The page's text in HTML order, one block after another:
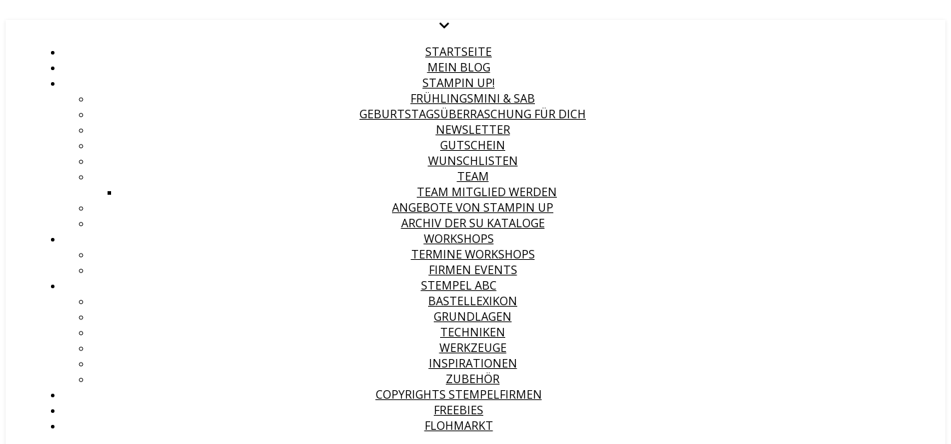
STARTSEITE
MEIN BLOG
STAMPIN UP!
FRÜHLINGSMINI & SAB
GEBURTSTAGSÜBERRASCHUNG FÜR DICH
NEWSLETTER
GUTSCHEIN
WUNSCHLISTEN
TEAM
TEAM MITGLIED WERDEN
ANGEBOTE VON STAMPIN UP
ARCHIV DER SU KATALOGE
WORKSHOPS
TERMINE WORKSHOPS
FIRMEN EVENTS
STEMPEL ABC
BASTELLEXIKON
GRUNDLAGEN
TECHNIKEN
WERKZEUGE
INSPIRATIONEN
ZUBEHÖR
COPYRIGHTS STEMPELFIRMEN
FREEBIES
FLOHMARKT